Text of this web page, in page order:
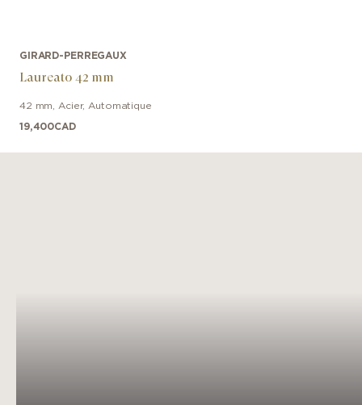
GIRARD-PERREGAUX
Laureato 42 mm
42 mm Acier, Automatique
19,400CAD